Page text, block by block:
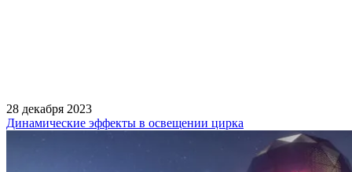
28 декабря 2023
Динамические эффекты в освещении цирка